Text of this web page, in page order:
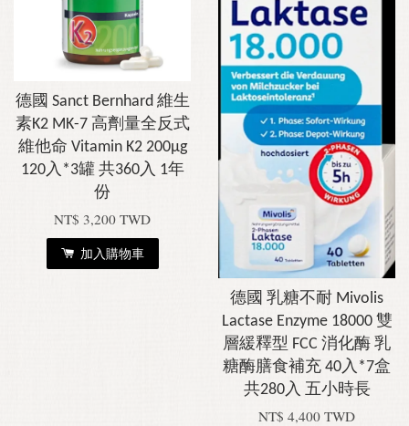
德國 Sanct Bernhard 維生
素K2 MK-7 高劑量全反式
維他命 Vitamin K2 200μg
120入*3罐 共360入 1年
份
NT$ 3,200 TWD
加入購物車
德國 乳糖不耐 Mivolis
Lactase Enzyme 18000 雙
層緩釋型 FCC 消化酶 乳
糖酶膳食補充 40入*7盒
共280入 五小時長
NT$ 4,400 TWD